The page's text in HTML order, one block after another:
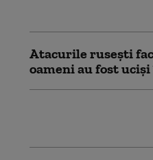
Atacurile rusești
oameni au fost